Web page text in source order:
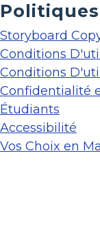
Politiques
Storyboard
Conditions
Conditions
Confidentialité
Étudiants
Accessibilité
Vos Choix en